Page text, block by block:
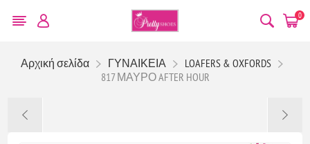
0
Αρχική σελίδα ΓΥΝΑΙΚΕΙΑ
LOAFERS & OXFORDS
817 ΜΑΥΡΟ AFTER HOUR